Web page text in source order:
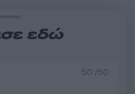
εδώ
50 /50